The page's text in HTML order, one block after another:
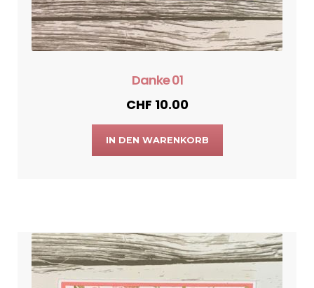
Danke 01
CHF 10.00
IN DEN WARENKORB